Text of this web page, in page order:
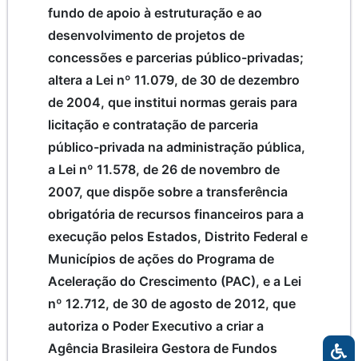
fundo de apoio à estruturação e ao
desenvolvimento de projetos de
concessões e parcerias público-privadas;
altera a Lei nº 11.079, de 30 de dezembro
de 2004, que institui normas gerais para
licitação e contratação de parceria
público-privada na administração pública,
a Lei nº 11.578, de 26 de novembro de
2007, que dispõe sobre a transferência
obrigatória de recursos financeiros para a
execução pelos Estados, Distrito Federal e
Municípios de ações do Programa de
Aceleração do Crescimento (PAC), e a Lei
nº 12.712, de 30 de agosto de 2012, que
autoriza o Poder Executivo a criar a
Agência Brasileira Gestora de Fundos